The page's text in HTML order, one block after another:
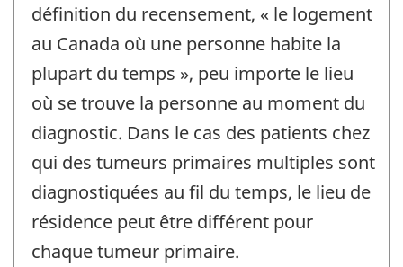
définition du recensement, « le logement
au Canada où une personne habite la
plupart du temps », peu importe le lieu
où se trouve la personne au moment du
diagnostic. Dans le cas des patients chez
qui des tumeurs primaires multiples sont
diagnostiquées au fil du temps, le lieu de
résidence peut être différent pour
chaque tumeur primaire.